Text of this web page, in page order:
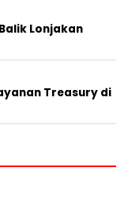
Lonjakan
Treasury di